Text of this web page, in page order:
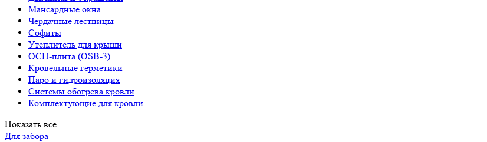
Мансардные окна
Чердачные лестницы
Софиты
Утеплитель для крыши
ОСП-плита (OSB-3)
Кровельные герметики
Паро и гидроизоляция
Системы обогрева кровли
Комплектующие для кровли
Показать все
Для забора